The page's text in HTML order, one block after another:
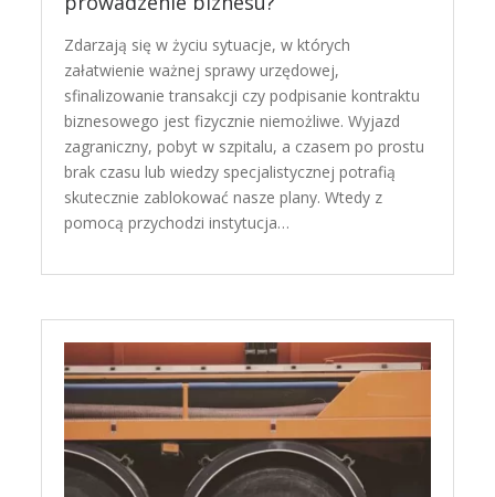
Zdarzają się w życiu sytuacje, w których
załatwienie ważnej sprawy urzędowej,
sfinalizowanie transakcji czy podpisanie kontraktu
biznesowego jest fizycznie niemożliwe. Wyjazd
zagraniczny, pobyt w szpitalu, a czasem po prostu
brak czasu lub wiedzy specjalistycznej potrafią
skutecznie zablokować nasze plany. Wtedy z
pomocą przychodzi instytucja…